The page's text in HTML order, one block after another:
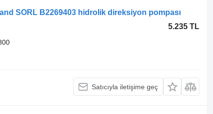
SORL B2269403 hidrolik direksiyon pompası
5.235 TL
Satıcıyla iletişime geç